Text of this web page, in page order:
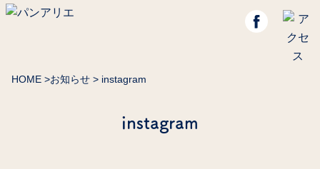
HOME >お知らせ > instagram
instagram